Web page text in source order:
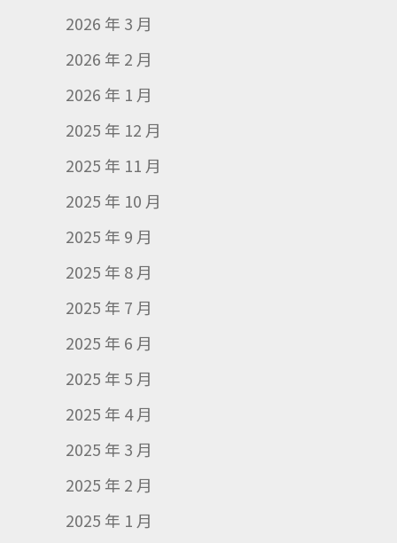
2026 年 3 月
2026 年 2 月
2026 年 1 月
2025 年 12 月
2025 年 11 月
2025 年 10 月
2025 年 9 月
2025 年 8 月
2025 年 7 月
2025 年 6 月
2025 年 5 月
2025 年 4 月
2025 年 3 月
2025 年 2 月
2025 年 1 月